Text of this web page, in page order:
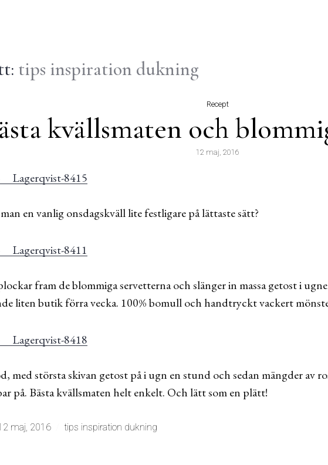
tips inspiration dukning
Recept
kvällsmaten och
12 maj, 2016
en vanlig onsdagskväll lite festligare på lättaste sätt?
fram de blommiga servetterna och slänger in massa getost i
liten butik förra vecka. 100% bomull och handtryckt vackert
med största skivan getost på i ugn en stund och sedan mängder av
på. Bästa kvällsmaten helt enkelt. Och lätt som en plätt!
maj, 2016 tips inspiration dukning